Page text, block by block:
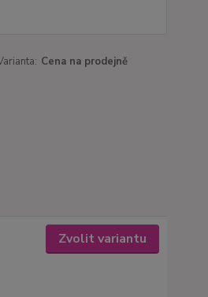
Cena na prodejně
Zvolit variantu